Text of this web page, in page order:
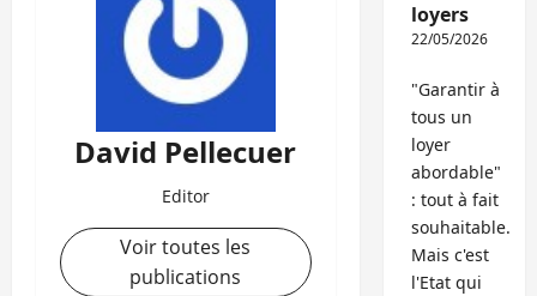
David Pellecuer
Editor
Voir toutes les
publications
loyers
22/05/2026
"Garantir à
tous un
loyer
abordable"
: tout à fait
souhaitable.
Mais c'est
l'Etat qui